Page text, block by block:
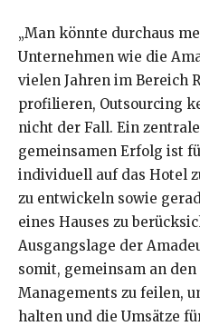
„Man könnte durchaus
Unternehmen wie die
vielen Jahren im Bereich
profilieren, Outsourcing
nicht der Fall. Ein
gemeinsamen Erfolg ist
individuell auf das Hotel
zu entwickeln sowie
eines Hauses zu
Ausgangslage der
somit, gemeinsam an
Managements zu feilen,
halten und die Umsätze